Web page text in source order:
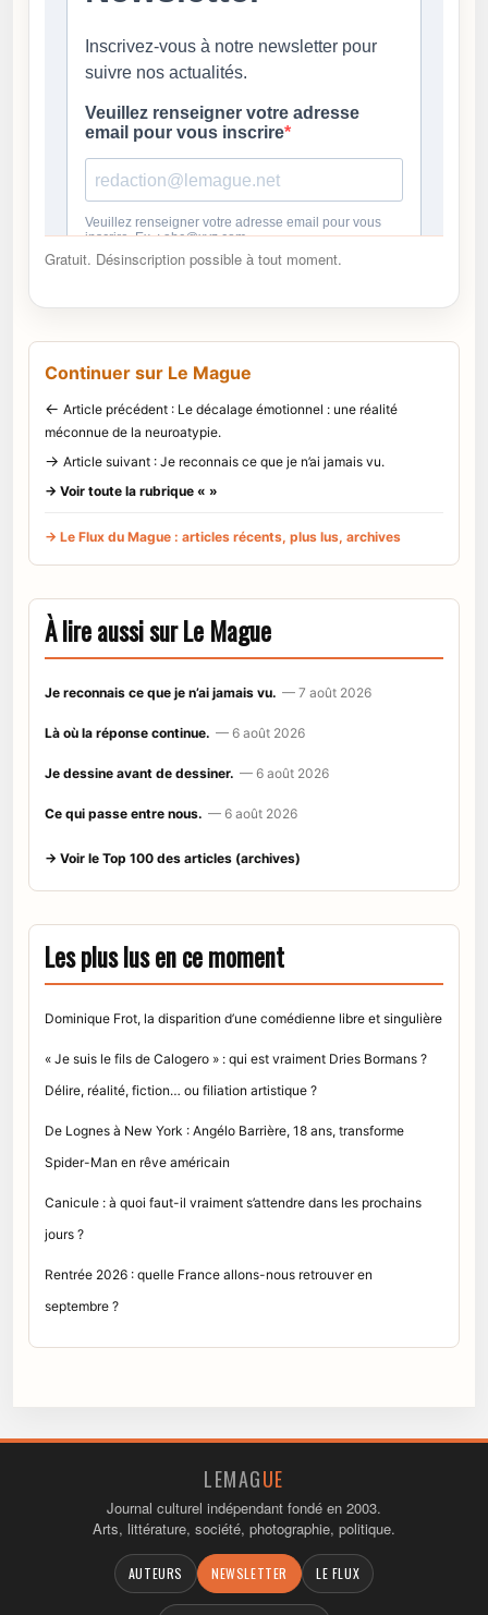
Gratuit. Désinscription possible à tout moment.
Continuer sur Le Mague
← Article précédent : Le décalage émotionnel : une réalité
méconnue de la neuroatypie.
→ Article suivant : Je reconnais ce que je n’ai jamais vu.
→ Voir toute la rubrique « »
→ Le Flux du Mague : articles récents, plus lus, archives
À lire aussi sur Le Mague
Je reconnais ce que je n’ai jamais vu. — 7 août 2026
Là où la réponse continue. — 6 août 2026
Je dessine avant de dessiner. — 6 août 2026
Ce qui passe entre nous. — 6 août 2026
→ Voir le Top 100 des articles (archives)
Les plus lus en ce moment
Dominique Frot, la disparition d’une comédienne libre et singulière
« Je suis le fils de Calogero » : qui est vraiment Dries Bormans ?
Délire, réalité, fiction… ou filiation artistique ?
De Lognes à New York : Angélo Barrière, 18 ans, transforme
Spider-Man en rêve américain
Canicule : à quoi faut-il vraiment s’attendre dans les prochains
jours ?
Rentrée 2026 : quelle France allons-nous retrouver en
septembre ?
LEMAGUE
Journal culturel indépendant fondé en 2003.
Arts, littérature, société, photographie, politique.
AUTEURS NEWSLETTER LE FLUX